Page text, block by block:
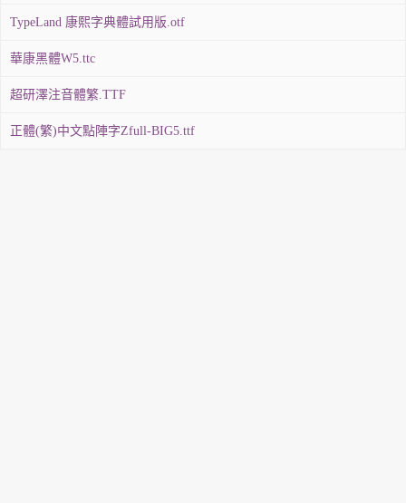
TypeLand 康熙字典體試用版.otf
華康黑體W5.ttc
超研澤注音體繁.TTF
正體(繁)中文點陣字Zfull-BIG5.ttf